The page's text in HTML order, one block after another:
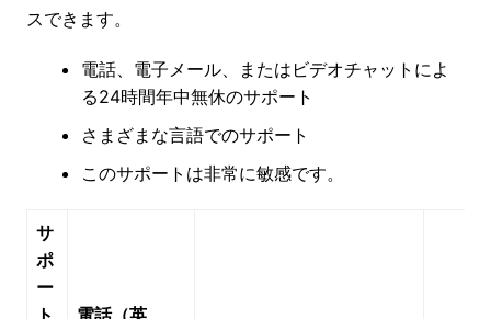
スできます。
電話、電子メール、またはビデオチャットによ
る24時間年中無休のサポート
さまざまな言語でのサポート
このサポートは非​​常に敏感です。
サ
ポ
ー
ト
電話（英